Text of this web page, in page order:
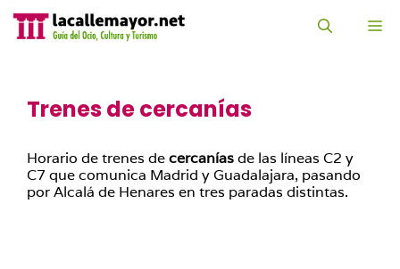
contenido
Trenes de cercanías
Horario de trenes decercaníasde las líneas C2 y
C7 que comunica Madrid y Guadalajara, pasando
por Alcalá de Henares en tres paradas distintas.